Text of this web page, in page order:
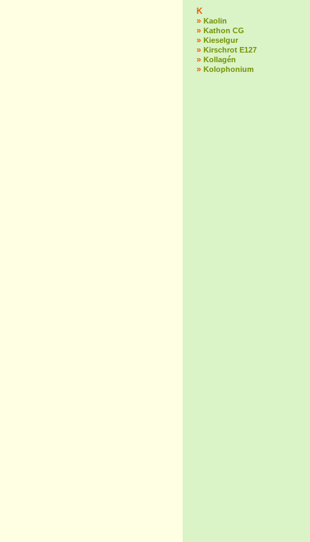
K
» Kaolin
» Kathon CG
» Kieselgur
» Kirschrot E127
» Kollagén
» Kolophonium